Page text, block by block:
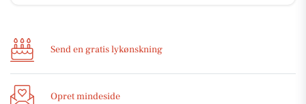
Send en gratis lykønskning
Opret mindeside